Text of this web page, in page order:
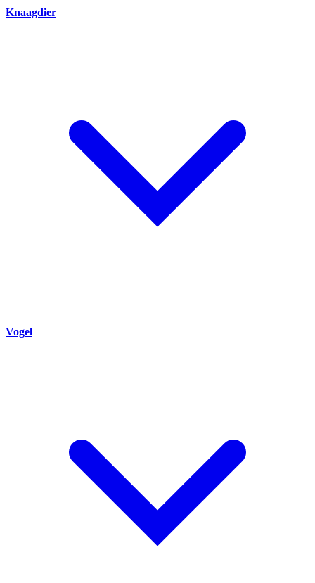
Knaagdier
Vogel